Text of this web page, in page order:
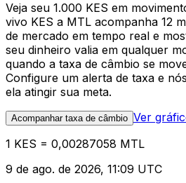
Veja seu 1.000 KES em
vivo KES a MTL acompanha 12
de mercado em tempo real e
seu dinheiro valia em qualquer
quando a taxa de câmbio se
Configure um alerta de taxa e
ela atingir sua meta.
Acompanhar taxa de câmbio Ver
1 KES = 0,00287058 MTL
9 de ago. de 2026, 11:09 UTC